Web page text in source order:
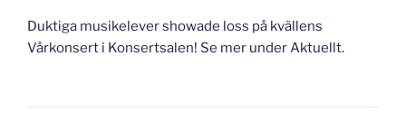
Duktiga musikelever showade loss på kvällens
Vårkonsert i Konsertsalen! Se mer under Aktuellt.